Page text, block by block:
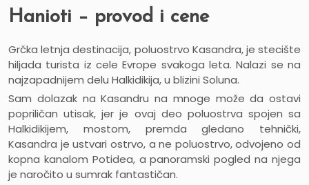
Hanioti – provod i cene
Grčka letnja destinacija, poluostrvo Kasandra, je stecište
hiljada turista iz cele Evrope svakoga leta. Nalazi se na
najzapadnijem delu Halkidikija, u blizini Soluna.
Sam dolazak na Kasandru na mnoge može da ostavi
popriličan utisak, jer je ovaj deo poluostrva spojen sa
Halkidikijem, mostom, premda gledano tehnički,
Kasandra je ustvari ostrvo, a ne poluostrvo, odvojeno od
kopna kanalom Potidea, a panoramski pogled na njega
je naročito u sumrak fantastičan.